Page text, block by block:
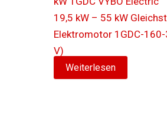
19,5 kW – 55 kW
Elektromotor 1GDC-
V)
Weiterlesen